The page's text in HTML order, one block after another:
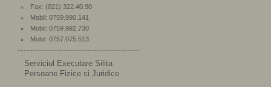
Fax: (021) 322.40.90
Mobil: 0759.990.141
Mobil: 0759.992.730
Mobil: 0757.075.513
Serviciul Executare Silita
Persoane Fizice si Juridice